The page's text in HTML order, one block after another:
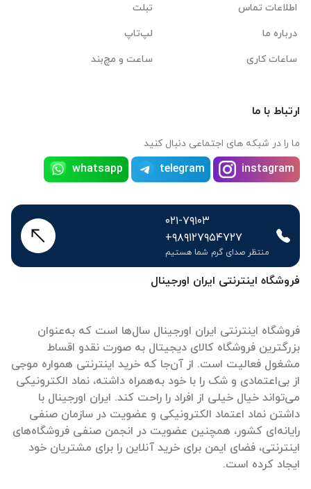
فروشگاه اینترنتی ایران اورجینال
فروشگاه اینترنتی ایران اورجینال سال‌ها است که به‌عنوان
بزرگترین فروشگاه کالای دیجیتال به صورت نقدو اقساط
مشغول فعالیت است. از آن‌جا که خرید اینترنتی همواره موجی
از بی‌اعتمادی و شک را با خود به‌همراه داشته، نماد الکترونیکی
می‌تواند خیال خیلی از افراد را راحت کند. ایران اورجینال با
داشتن نماد اعتماد الکترونیکی و عضویت در سازمان صنفی
رایانه‌ای کشور، همچنین عضویت در انجمن صنفی فروشگاه‌های
اینترنتی، فضای ایمن برای خرید آنلاین را برای مشتریان خود
ایجاد کرده است.
اطلاعات تماس
درباره ما
ساعات کاری
تبلت
لپ‌تاپ
ساعت و مچ‌بند
ارتباط با ما
ما را در شبکه های اجتماعی دنبال کنید
instagram
telegram
whatsapp
۰۲۱-۷۹۱۰۳
+۹۸۹۱۲۷۹۵۴۷۲۷
منتظر صدای گرم شما هستیم